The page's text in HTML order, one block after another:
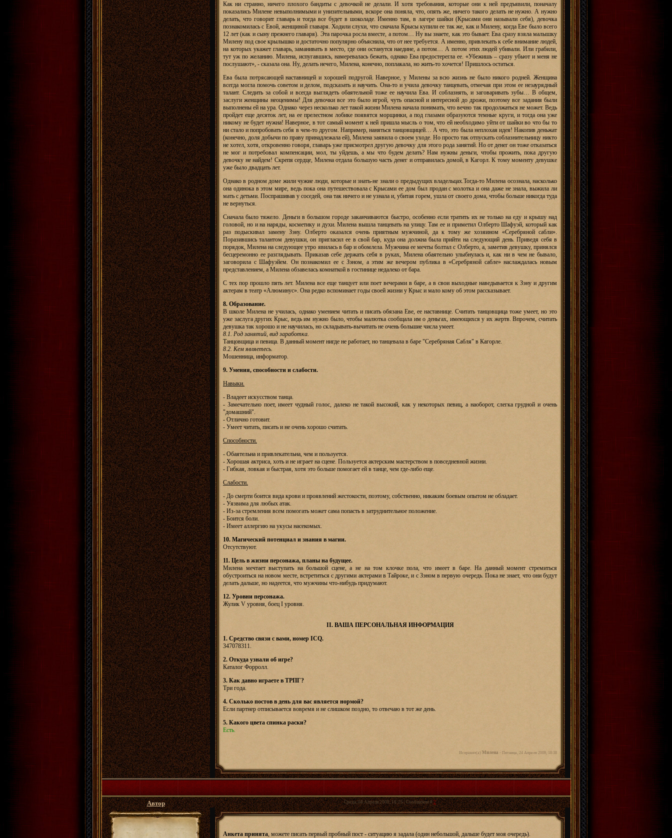
Как ни странно, ничего плохого бандиты с девочкой не делали. И хотя требования, которые они к ней предъявили, поначалу
показались Милене невыполнимыми и унизительными, вскоре она поняла, что, опять же, ничего такого делать не нужно. А нужно
делать, что говорит главарь и тогда все будет в шоколаде. Именно там, в лагере шайки (Крысами они называли себя), девочка
познакомилась с Евой, женщиной главаря. Ходили слухи, что сначала Крысы купили ее так же, как и Милену, когда Еве было всего
12 лет (как и сыну прежнего главаря). Эта парочка росла вместе, а потом… Ну вы знаете, как это бывает. Ева сразу взяла малышку
Милену под свое крылышко и достаточно популярно объяснила, что от нее требуется. А именно, привлекать к себе внимание людей,
на которых укажет главарь, заманивать в место, где они останутся наедине, а потом… А потом этих людей убивали. Или грабили,
тут уж по желанию. Милена, испугавшись, намеревалась бежать, однако Ева предостерегла ее. «Убежишь – сразу убьют и меня не
послушают», - сказала она. Ну, делать нечего, Милена, конечно, поплакала, но жить-то хочется! Пришлось остаться.
Ева была потрясающей наставницей и хорошей подругой. Наверное, у Милены за всю жизнь не было никого родней. Женщина
всегда могла помочь советом и делом, подсказать и научить. Она-то и учила девочку танцевать, отмечая при этом ее незаурядный
талант. Следить за собой и всегда выглядеть обаятельной тоже ее научила Ева. И соблазнять, и заговаривать зубы… В общем,
заслуги женщины неоценимы! Для девочки все это было игрой, чуть опасной и интересной до дрожи, поэтому все задания были
выполнены ей на ура. Однако через несколько лет такой жизни Милена начала понимать, что вечно так продолжаться не может. Ведь
пройдет еще десяток лет, на ее прелестном лобике появятся морщинки, а под глазами образуются темные круги, и тогда она уже
никому не будет нужна! Наверное, в тот самый момент к ней пришла мысль о том, что ей необходимо уйти от шайки во что бы то
ни стало и попробовать себя в чем-то другом. Например, наняться танцовщицей… А что, это была неплохая идея! Накопив деньжат
(конечно, доля добычи по праву принадлежала ей), Милена заявила о своем уходе. Но просто так отпускать соблазнительницу никто
не хотел, хотя, откровенно говоря, главарь уже присмотрел другую девочку для этого рода занятий. Но от денег он тоже отказаться
не мог и потребовал компенсации, мол, ты уйдешь, а мы что будем делать? Нам нужны деньги, чтобы прожить, пока другую
девочку не найдем! Скрепя сердце, Милена отдала большую часть денег и отправилась домой, в Кагорл. К тому моменту девушке
уже было двадцать лет.
Однако в родном доме жили чужие люди, которые и знать-не знали о предыдущих владельцах.Тогда-то Милена осознала, насколько
она одинока в этом мире, ведь пока она путешествовала с Крысами ее дом был продан с молотка и она даже не знала, выжила ли
мать с детьми. Поспрашивав у соседей, она так ничего и не узнала и, убитая горем, ушла от своего дома, чтобы больше никогда туда
не вернуться.
Сначала было тяжело. Деньги в большом городе заканчиваются быстро, особенно если тратить их не только на еду и крышу над
головой, но и на наряды, косметику и духи. Милена вышла танцевать на улицу. Там ее и приметил Олберто Шафуэй, который как
раз подыскивал замену Зэну. Олберто оказался очень приятным мужчиной, да к тому же хозяином «Серебряной сабли».
Поразившись талантом девушки, он пригласил ее в свой бар, куда она должна была прийти на следующий день. Приведя себя в
порядок, Милена на следующее утро явилась в бар и обомлела. Мужчина ее мечты болтал с Олберто, а, заметив девушку, принялся
бесцеремонно ее разглядывать. Приказав себе держать себя в руках, Милена обаятельно улыбнулась и, как ни в чем не бывало,
заговорила с Шафуэйем. Он познакомил ее с Зэном, а этим же вечером публика в «Серебряной сабле» наслаждалась новым
представлением, а Милена обзавелась комнаткой в гостинице недалеко от бара.
С тех пор прошло пять лет. Милена все еще танцует или поет вечерами в баре, а в свои выходные наведывается к Зэну и другим
актерам в театр «Алюминус». Она редко вспоминает годы своей жизни у Крыс и мало кому об этом рассказывает.
8. Образование.
В школе Милена не училась, однако умением читать и писать обязана Еве, ее наставнице. Считать танцовщица тоже умеет, но это
уже заслуга других Крыс, ведь им нужно было, чтобы малютка сообщала им о деньгах, имеющихся у их жертв. Впрочем, считать
девушка так хорошо и не научилась, но складывать-вычитать не очень большие числа умеет.
8.1. Род занятий, вид заработка.
Танцовщица и певица. В данный момент нигде не работает, но танцевала в баре "Серебряная Сабля" в Кагорле.
8.2. Кем являетесь.
Мошенница, информатор.
9. Умения, способности и слабости.
Навыки.
- Владеет искусством танца.
- Замечательно поет, имеет чудный голос, далеко не такой высокий, как у некоторых певиц, а наоборот, слегка грудной и очень
"домашний".
- Отлично готовит.
- Умеет читать, писать и не очень хорошо считать.
Способности.
- Обаятельна и привлекательна, чем и пользуется.
- Хорошая актриса, хоть и не играет на сцене. Пользуется актерским мастерством в повседневной жизни.
- Гибкая, ловкая и быстрая, хотя это больше помогает ей в танце, чем где-либо еще.
Слабости.
- До смерти боится вида крови и проявлений жестокости, поэтому, собственно, никаким боевым опытом не обладает.
- Уязвима для любых атак.
- Из-за стремления всем помогать может сама попасть в затруднительное положение.
- Боится боли.
- Имеет аллергию на укусы насекомых.
10. Магический потенциал и знания в магии.
Отсутствуют.
11. Цель в жизни персонажа, планы на будущее.
Милена мечтает выступать на большой сцене, а не на том клочке пола, что имеет в баре. На данный момент стремиться
обустроиться на новом месте, встретиться с другими актерами в Тайроке, и с Зэном в первую очередь. Пока не знает, что они будут
делать дальше, но надеется, что мужчины что-нибудь придумают.
12. Уровни персонажа.
Жулик V уровня, боец I уровня.
II. ВАША ПЕРСОНАЛЬНАЯ ИНФОРМАЦИЯ
1. Средство связи с вами, номер ICQ.
347078311.
2. Откуда узнали об игре?
Каталог Форролл.
3. Как давно играете в ТРПГ?
Три года.
4. Сколько постов в день для вас является нормой?
Если партнер отписывается вовремя и не слишком поздно, то отвечаю в тот же день.
5. Какого цвета спинка раски?
Есть.
Исправил(а) Милена - Пятница, 24 Апреля 2009, 18:38
Автор Среда, 08 Апреля 2009, 18:25 | Сообщение #2
Анкета принята, можете писать первый пробный пост - ситуацию я задала (один небольшой, дальше будет моя очередь).